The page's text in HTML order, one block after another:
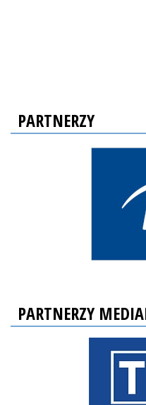
PARTNERZY
PARTNERZY